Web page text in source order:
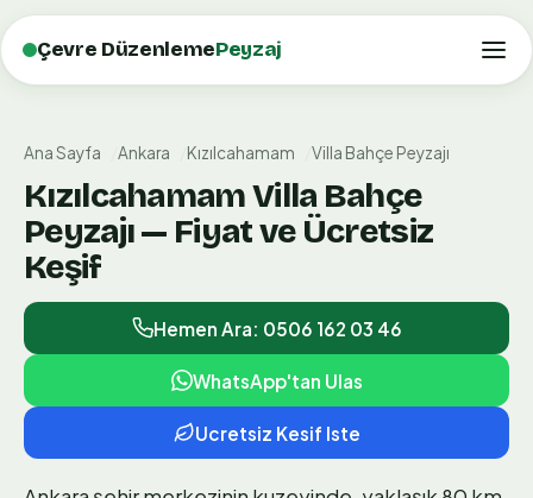
Çevre DüzenlemePeyzaj
Ana Sayfa Ankara Kızılcahamam Villa Bahçe Peyzajı
Kızılcahamam Villa Bahçe
Peyzajı — Fiyat ve Ücretsiz
Keşif
Hemen Ara: 0506 162 03 46
WhatsApp'tan Ulas
Ucretsiz Kesif Iste